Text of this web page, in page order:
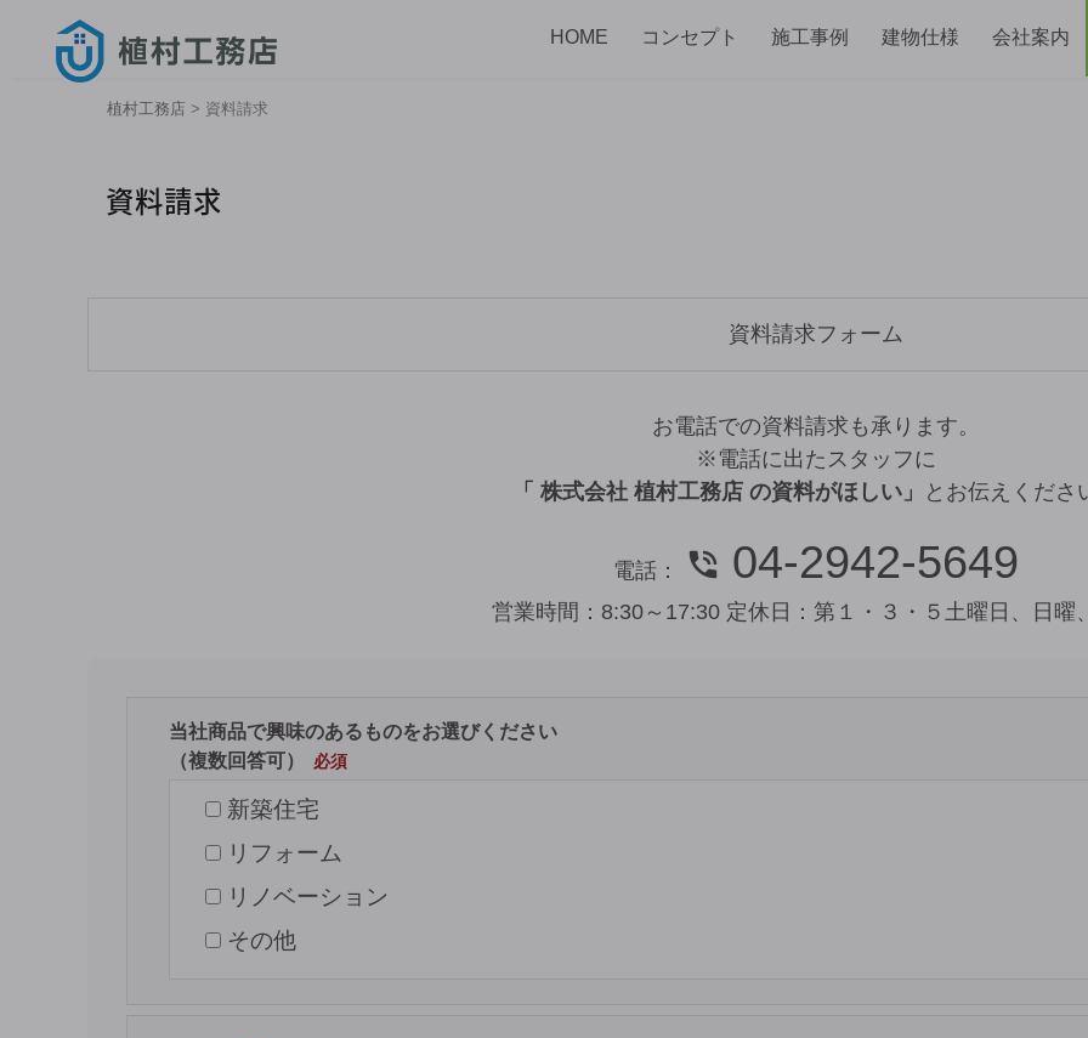
HOME コンセプト 施工事例 建物仕様 会社案内
植村工務店 > 資料請求
資料請求
資料請求フォーム
お電話での資料請求も承ります。
※電話に出たスタッフに
「 株式会社 植村工務店 の資料がほしい」
とお伝えくださ
電話： 04-2942-5649
営業時間： 8:30～17:30 定休日： 第１・３・５土曜日、日曜
当社商品で興味のあるものをお選びください
（複数回答可）
新築住宅
リフォーム
リノベーション
その他